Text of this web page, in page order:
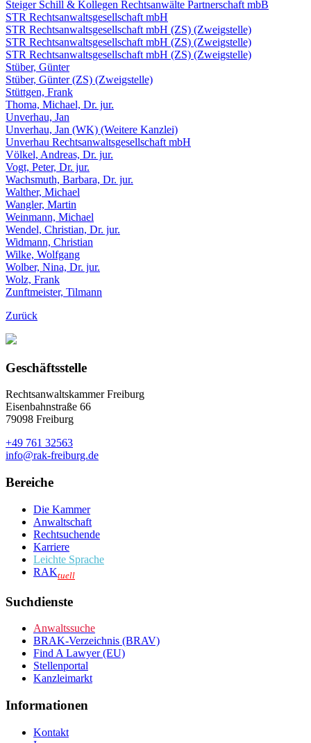
Steiger Schill & Kollegen Rechtsanwälte Partnerschaft mbB
STR Rechtsanwaltsgesellschaft mbH
STR Rechtsanwaltsgesellschaft mbH (ZS) (Zweigstelle)
STR Rechtsanwaltsgesellschaft mbH (ZS) (Zweigstelle)
STR Rechtsanwaltsgesellschaft mbH (ZS) (Zweigstelle)
Stüber, Günter
Stüber, Günter (ZS) (Zweigstelle)
Stüttgen, Frank
Thoma, Michael, Dr. jur.
Unverhau, Jan
Unverhau, Jan (WK) (Weitere Kanzlei)
Unverhau Rechtsanwaltsgesellschaft mbH
Völkel, Andreas, Dr. jur.
Vogt, Peter, Dr. jur.
Wachsmuth, Barbara, Dr. jur.
Walther, Michael
Wangler, Martin
Weinmann, Michael
Wendel, Christian, Dr. jur.
Widmann, Christian
Wilke, Wolfgang
Wolber, Nina, Dr. jur.
Wolz, Frank
Zunftmeister, Tilmann
Zurück
Geschäftsstelle
Rechtsanwaltskammer Freiburg
Eisenbahnstraße 66
79098 Freiburg
+49 761 32563
info@rak-freiburg.de
Bereiche
Die Kammer
Anwaltschaft
Rechtsuchende
Karriere
Leichte Sprache
RAKtuell
Suchdienste
Anwaltssuche
BRAK-Verzeichnis (BRAV)
Find A Lawyer (EU)
Stellenportal
Kanzleimarkt
Informationen
Kontakt